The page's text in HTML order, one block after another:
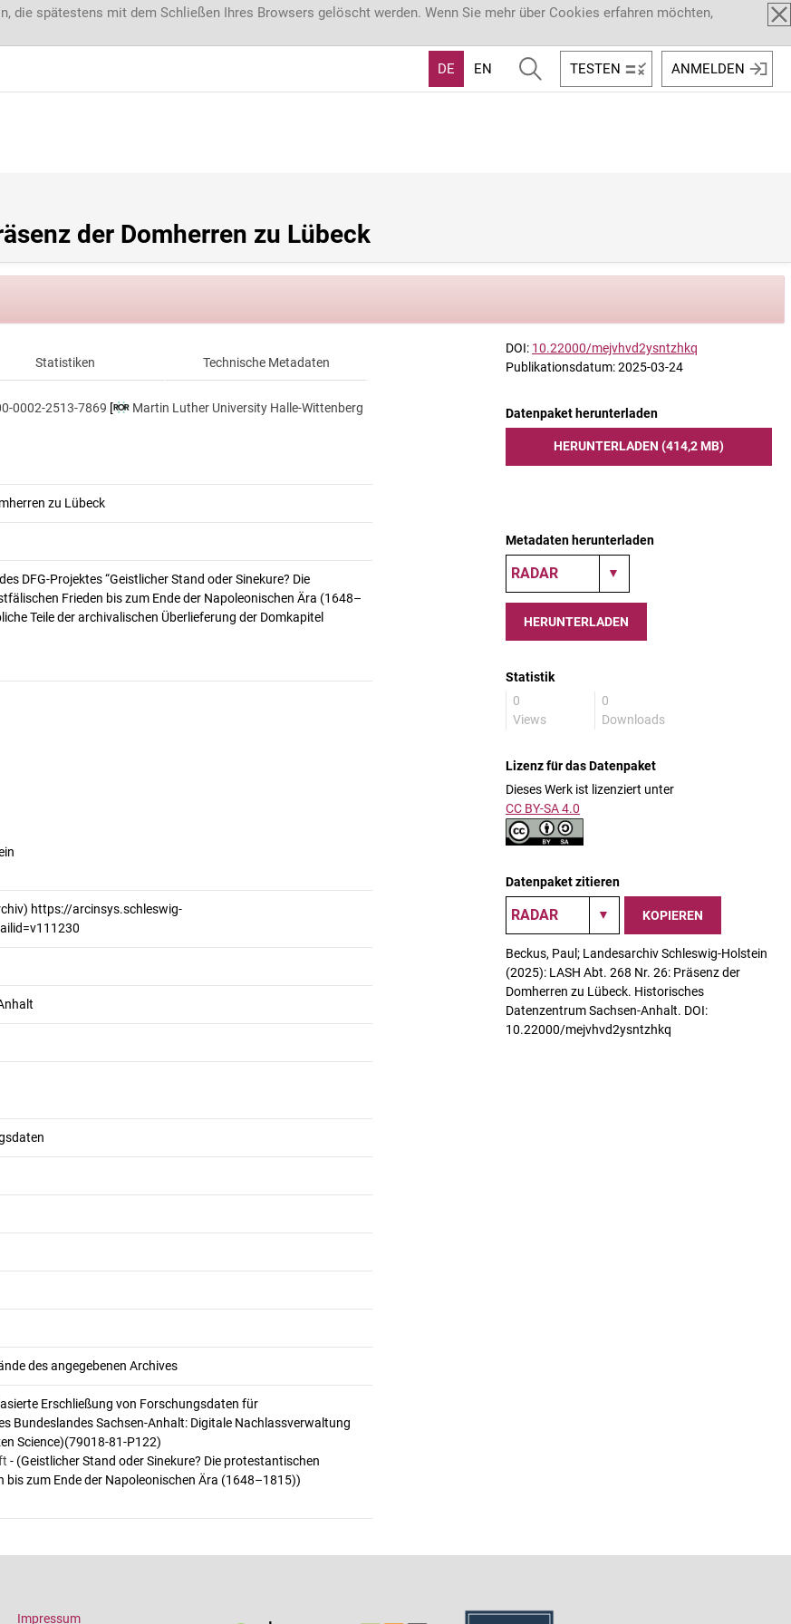
spätestens mit dem Schließen Ihres Browsers gelöscht werden. Wenn Sie mehr über Cookies erfahren möchten,
DE EN TESTEN ANMELDEN
der Domherren zu Lübeck
Statistiken Technische Metadaten
0002-2513-7869 [
Martin Luther University Halle-Wittenberg
zu Lübeck
DFG-Projektes “Geistlicher Stand oder Sinekure? Die
Frieden bis zum Ende der Napoleonischen Ära (1648–
Teile der archivalischen Überlieferung der Domkapitel
https://arcinsys.schleswig-
des angegebenen Archives
Erschließung von Forschungsdaten für
Bundeslandes Sachsen-Anhalt: Digitale Nachlassverwaltung
Science)(79018-81-P122)
- (Geistlicher Stand oder Sinekure? Die protestantischen
bis zum Ende der Napoleonischen Ära (1648–1815))
DOI: 10.22000/mejvhvd2ysntzhkq
Publikationsdatum: 2025-03-24
Datenpaket herunterladen
HERUNTERLADEN (414,2 MB)
Metadaten herunterladen
HERUNTERLADEN
Statistik
0
Views
0
Downloads
Lizenz für das Datenpaket
Dieses Werk ist lizenziert unter
CC BY-SA 4.0
Datenpaket zitieren
KOPIEREN
Beckus, Paul; Landesarchiv Schleswig-Holstein
(2025): LASH Abt. 268 Nr. 26: Präsenz der
Domherren zu Lübeck. Historisches
Datenzentrum Sachsen-Anhalt. DOI:
10.22000/mejvhvd2ysntzhkq
Impressum